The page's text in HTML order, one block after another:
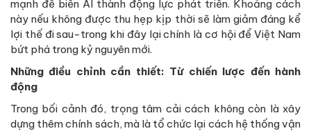
mạnh để biến AI thành động lực phát triển. Khoảng cách
này nếu không được thu hẹp kịp thời sẽ làm giảm đáng kể
lợi thế đi sau-trong khi đây lại chính là cơ hội để Việt Nam
bứt phá trong kỷ nguyên mới.
Những điều chỉnh cần thiết: Từ chiến lược đến hành
động
Trong bối cảnh đó, trọng tâm cải cách không còn là xây
dựng thêm chính sách, mà là tổ chức lại cách hệ thống vận